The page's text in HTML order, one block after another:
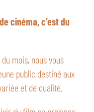
cinéma, c’est du
mois, nous vous
public destiné aux
et de qualité.